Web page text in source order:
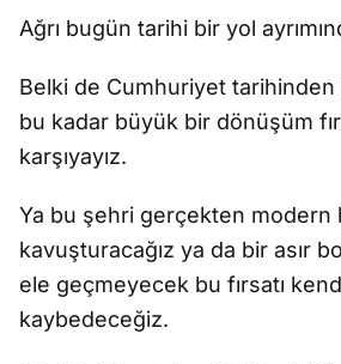
Ağrı bugün tarihi bir yol
Belki de Cumhuriyet
bu kadar büyük bir dönüşüm
karşıyayız.
Ya bu şehri gerçekten modern
kavuşturacağız ya da bir asır
ele geçmeyecek bu fırsatı
kaybedeceğiz.